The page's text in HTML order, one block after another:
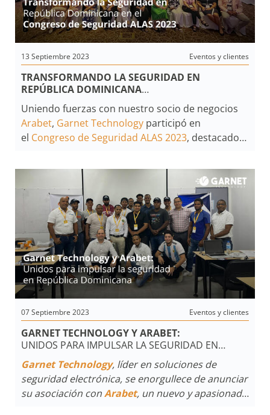
13 Septiembre 2023 Eventos y clientes
TRANSFORMANDO LA SEGURIDAD EN
REPÚBLICA DOMINICANA
CONGRESO ALAS 2023
Uniendo fuerzas con nuestro socio de negocios
Arabet, Garnet Technology participó en
el Congreso de Seguridad ALAS 2023, destacado
07 Septiembre 2023 Eventos y clientes
GARNET TECHNOLOGY Y ARABET:
UNIDOS PARA IMPULSAR LA SEGURIDAD EN
REPÚBLICA DOMINICANA
Garnet Technology, líder en soluciones de
seguridad electrónica, se enorgullece de anunciar
su asociación conArabet, un nuevo y apasionado